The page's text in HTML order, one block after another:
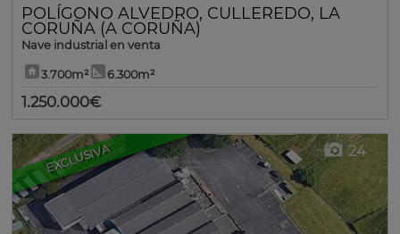
POLÍGONO ALVEDRO, CULLEREDO, LA
CORUÑA (A CORUÑA)
Nave industrial en venta
3.700m² 6.300m²
1.250.000€
EXCLUSIVA 24